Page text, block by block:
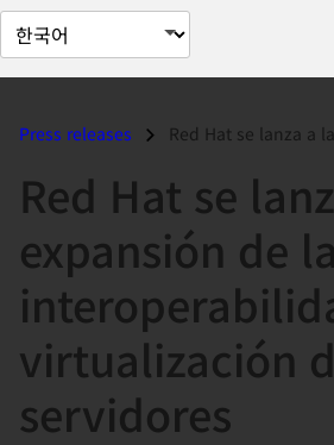
페
이
Press releases Red Hat se lanza a la expansión
Red Hat se
expansión de la
virtualización
servidores